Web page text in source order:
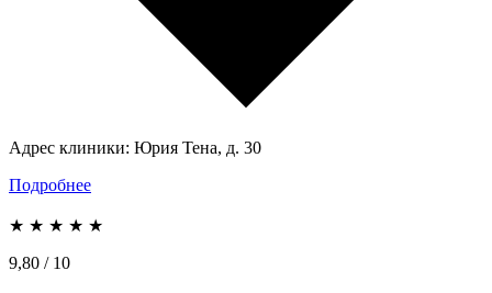
Адрес клиники: Юрия Тена, д. 30
Подробнее
★ ★ ★ ★ ★
9,80 / 10